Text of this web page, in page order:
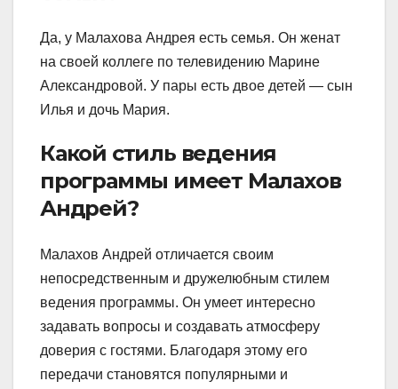
Да, у Малахова Андрея есть семья. Он женат
на своей коллеге по телевидению Марине
Александровой. У пары есть двое детей — сын
Илья и дочь Мария.
Какой стиль ведения
программы имеет Малахов
Андрей?
Малахов Андрей отличается своим
непосредственным и дружелюбным стилем
ведения программы. Он умеет интересно
задавать вопросы и создавать атмосферу
доверия с гостями. Благодаря этому его
передачи становятся популярными и